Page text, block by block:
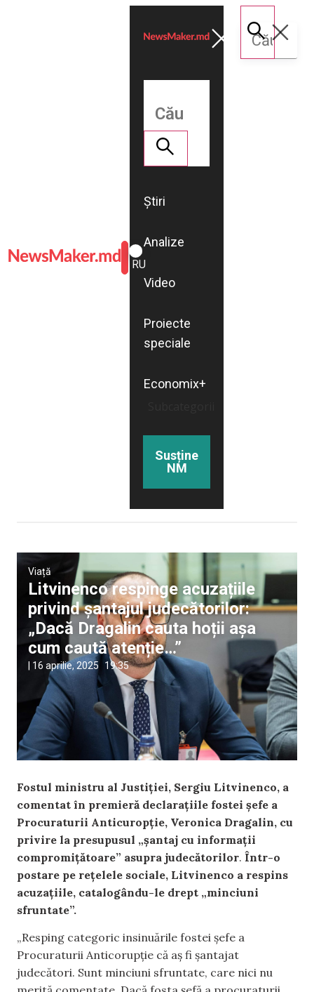
ROMÂNĂ
RU
Știri
Analize
Video
Proiecte
speciale
Economix+
Susține
NM
Viață
Litvinenco respinge acuzațiile
privind șantajul judecătorilor:
„Dacă Dragalin cauta hoții așa
cum caută atenție…”
16 aprilie, 2025 19:35
Fostul ministru al Justiției, Sergiu Litvinenco, a
comentat în premieră declarațiile fostei șefe a
Procuraturii Anticuropție, Veronica Dragalin, cu
privire la presupusul „șantaj cu informații
compromițătoare” asupra judecătorilor. Într-o
postare pe rețelele sociale, Litvinenco a respins
acuzațiile, catalogându-le drept „minciuni
sfruntate”.
„Resping categoric insinuările fostei șefe a
Procuraturii Anticorupție că aș fi șantajat
judecători. Sunt minciuni sfruntate, care nici nu